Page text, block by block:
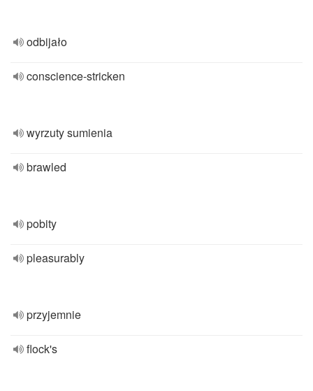
odbijało
conscience-stricken
wyrzuty sumienia
brawled
pobity
pleasurably
przyjemnie
flock's